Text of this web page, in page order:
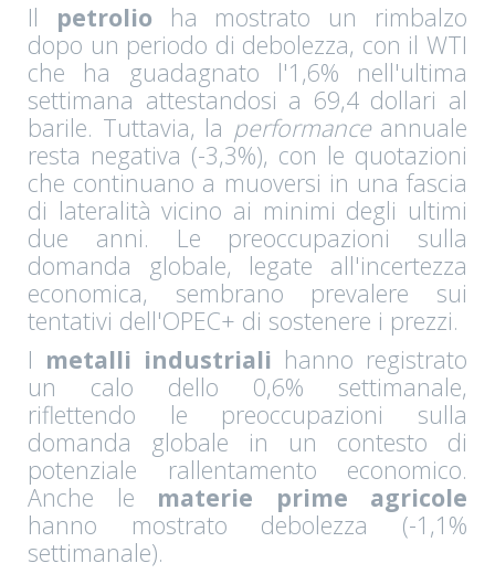
Il petrolio ha mostrato un rimbalzo
dopo un periodo di debolezza, con il WTI
che ha guadagnato l'1,6% nell'ultima
settimana attestandosi a 69,4 dollari al
barile. Tuttavia, la performanceannuale
resta negativa (-3,3%), con le quotazioni
che continuano a muoversi in una fascia
di lateralità vicino ai minimi degli ultimi
due anni. Le preoccupazioni sulla
domanda globale, legate all'incertezza
economica, sembrano prevalere sui
tentativi dell'OPEC+ di sostenere i prezzi.
I metalli industriali hanno registrato
un calo dello 0,6% settimanale,
riflettendo le preoccupazioni sulla
domanda globale in un contesto di
potenziale rallentamento economico.
Anche le materie prime agricole
hanno mostrato debolezza (-1,1%
settimanale).